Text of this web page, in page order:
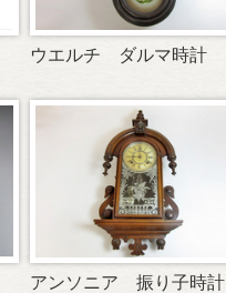
ウエルチ ダルマ時計
アンソニア 振り子時計